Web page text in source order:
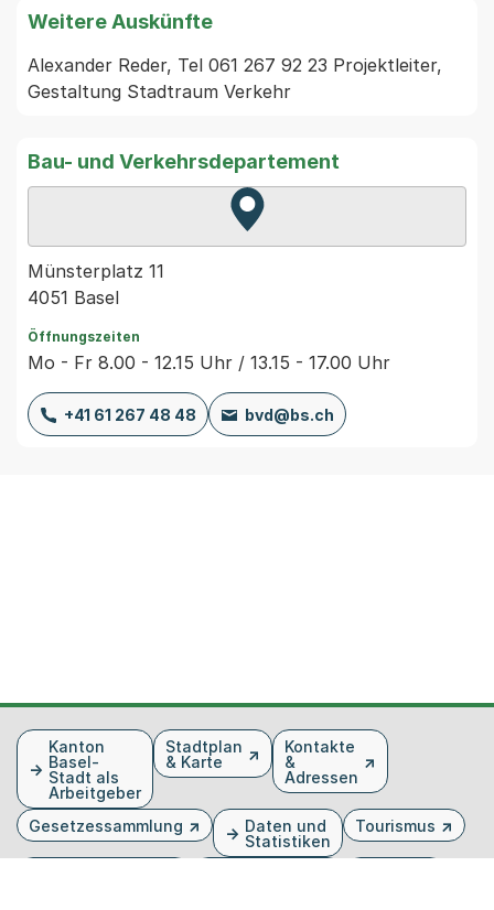
Weitere Auskünfte
Alexander Reder, Tel 061 267 92 23 Projektleiter,
Gestaltung Stadtraum Verkehr
Bau- und Verkehrsdepartement
Zur Karte von MapBS.
Externer Link, wird in einem
Münsterplatz 11
4051 Basel
Öffnungszeiten
Mo - Fr 8.00 - 12.15 Uhr / 13.15 - 17.00 Uhr
+41 61 267 48 48 bvd@bs.ch
FusszeileKanton
Basel-
Stadt als
Arbeitgeber
Stadtplan
& Karte
Kontakte
&
Adressen
Gesetzessammlung
Daten und
Statistiken
Tourismus